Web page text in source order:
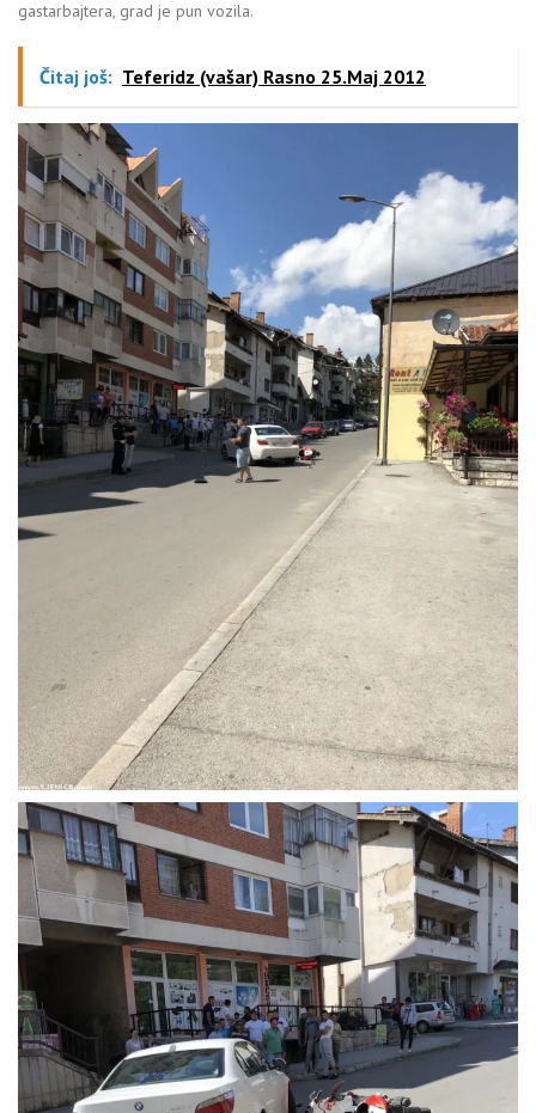
gastarbajtera, grad je pun vozila.
Čitaj još: Teferidz (vašar) Rasno 25.Maj 2012